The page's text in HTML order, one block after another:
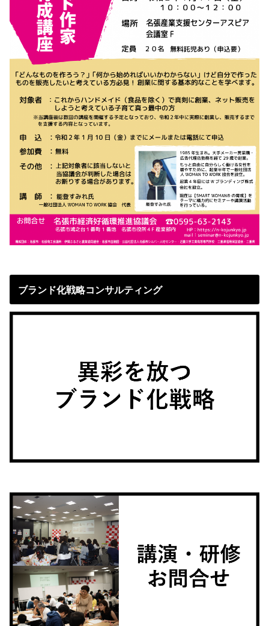
ブランド化戦略コンサルティング